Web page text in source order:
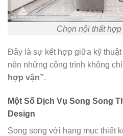
Chọn nội thất
Đây là sự kết hợp giữa kỹ thuật
nên những công trình không
hợp vận”.
Một Số Dịch Vụ Song Song
Design
Song song với hạng mục thiết